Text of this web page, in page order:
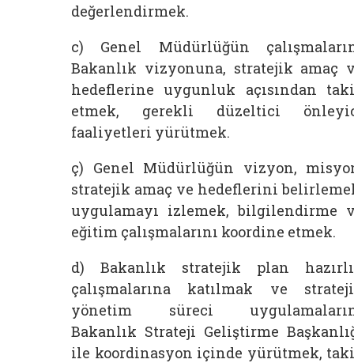
değerlendirmek.
c) Genel Müdürlüğün
Bakanlık vizyonuna, stratejik amaç
hedeflerine uygunluk açısından
etmek, gerekli düzeltici
faaliyetleri yürütmek.
ç) Genel Müdürlüğün vizyon,
stratejik amaç ve hedeflerini
uygulamayı izlemek, bilgilendirme
eğitim çalışmalarını koordine etmek.
d) Bakanlık stratejik plan
çalışmalarına katılmak ve
yönetim süreci
Bakanlık Strateji Geliştirme
ile koordinasyon içinde yürütmek,